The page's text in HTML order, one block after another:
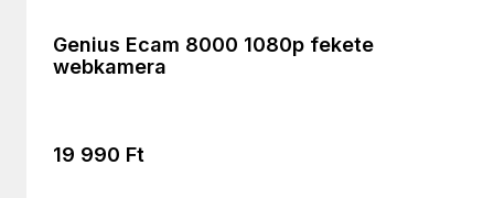
Genius Ecam 8000 1080p fekete
webkamera
19 990 Ft